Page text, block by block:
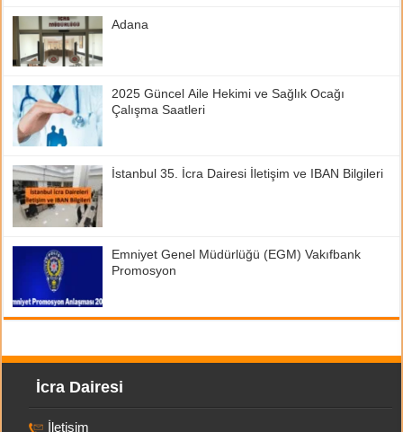
Adana
2025 Güncel Aile Hekimi ve Sağlık Ocağı
Çalışma Saatleri
İstanbul 35. İcra Dairesi İletişim ve IBAN Bilgileri
Emniyet Genel Müdürlüğü (EGM) Vakıfbank
Promosyon
İcra Dairesi
İletişim